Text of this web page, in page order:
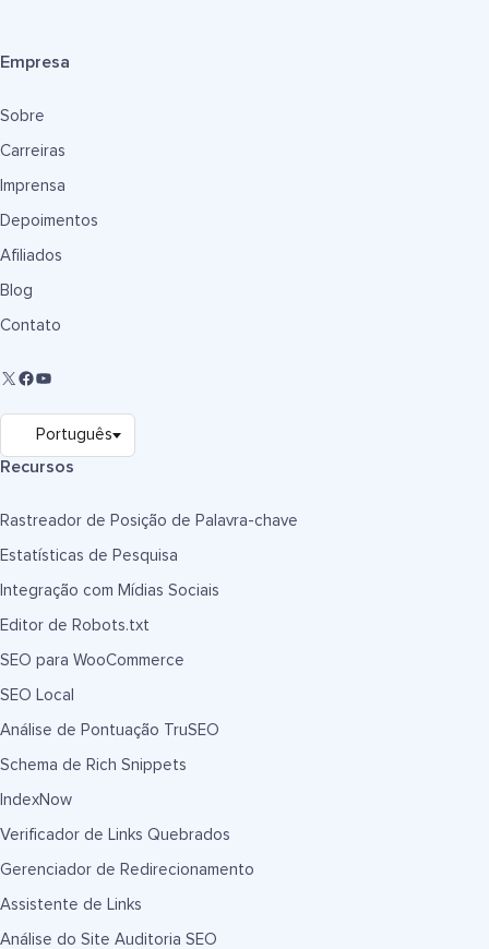
Empresa
Sobre
Carreiras
Imprensa
Depoimentos
Afiliados
Blog
Contato
Recursos
Rastreador de Posição de Palavra-chave
Estatísticas de Pesquisa
Integração com Mídias Sociais
Editor de Robots.txt
SEO para WooCommerce
SEO Local
Análise de Pontuação TruSEO
Schema de Rich Snippets
IndexNow
Verificador de Links Quebrados
Gerenciador de Redirecionamento
Assistente de Links
Análise do Site Auditoria SEO